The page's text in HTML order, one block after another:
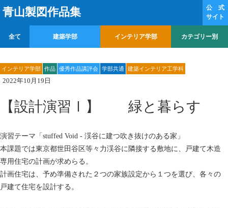
青山製図作品集
公 式
サイト
全て 建築学部 インテリア学部 カテゴリー別
インテリア学部 作品 優秀作品講評会 学部共通 建築インテリア工学科
2022年10月19日
【設計演習Ⅰ】 緑と暮らす
演習テーマ「stuffed Void - 渓谷に建つ吹き抜けのある家」
本課題では東京都世田谷区等々力渓谷に隣接する敷地に、戸建て木造
専用住宅の計画が求めらる。
計画住宅は、予め準備された２つの家族設定から１つを選び、各々の
戸建て住宅を設計する。